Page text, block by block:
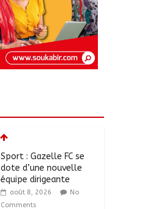
Sport : Gazelle FC se
dote d’une nouvelle
équipe dirigeante
août 8, 2026
No
Comments